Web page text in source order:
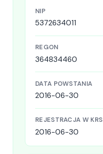
NIP
5372634011
REGON
364834460
DATA POWSTANIA
2016-06-30
REJESTRACJA W KRS
2016-06-30